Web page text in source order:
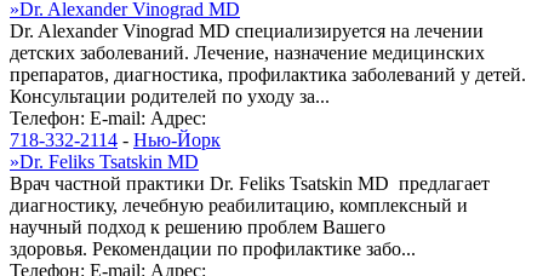
»Dr. Alexander Vinograd MD
Dr. Alexander Vinograd MD специализируется на лечении
детских заболеваний. Лечение, назначение медицинских
препаратов, диагностика, профилактика заболеваний у детей.
Консультации родителей по уходу за...
Телефон: E-mail: Адрес:
718-332-2114 - Нью-Йорк
»Dr. Feliks Tsatskin MD
Врач частной практики Dr. Feliks Tsatskin MD предлагает
диагностику, лечебную реабилитацию, комплексный и
научный подход к решению проблем Вашего
здоровья. Рекомендации по профилактике забо...
Телефон: E-mail: Адрес: